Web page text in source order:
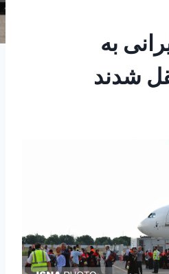
به
شدند